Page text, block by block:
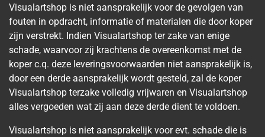
Visualartshop is niet aansprakelijk voor de gevolgen van
fouten in opdracht, informatie of materialen die door koper
zijn verstrekt. Indien Visualartshop ter zake van enige
schade, waarvoor zij krachtens de overeenkomst met de
koper c.q. deze leveringsvoorwaarden niet aansprakelijk is,
door een derde aansprakelijk wordt gesteld, zal de koper
Visualartshop terzake volledig vrijwaren en Visualartshop
alles vergoeden wat zij aan deze derde dient te voldoen.
Visualartshop is niet aansprakelijk voor evt. schade die is